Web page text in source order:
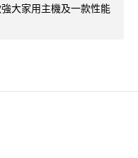
大家用主機及一款性能